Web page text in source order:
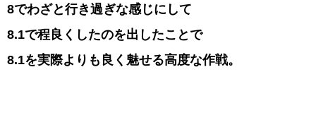
8でわざと行き過ぎな感じにして
8.1で程良くしたのを出したことで
8.1を実際よりも良く魅せる高度な作戦。